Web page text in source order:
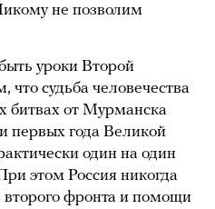
не позволим
уроки Второй
судьба человечества
битвах от Мурманска
первых года Великой
один на один
этом Россия никогда
фронта и помощи